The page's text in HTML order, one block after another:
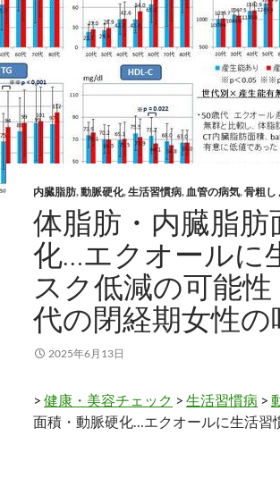
内臓脂肪,動脈硬化,生活習慣病,血管の病気,骨粗し
体脂肪・内臓脂肪
化…エクオールに
スク低減の可能
代の閉経期女性の
2025年6月13日
> 健康・美容チェック > 生活習慣病 >
面積・動脈硬化…エクオールに生活習